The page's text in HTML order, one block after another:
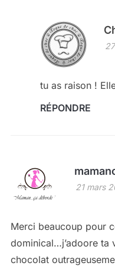
tu as raison !
RÉPONDRE
21 mars
Merci beaucoup pour
dominical…j’adoore ta
chocolat